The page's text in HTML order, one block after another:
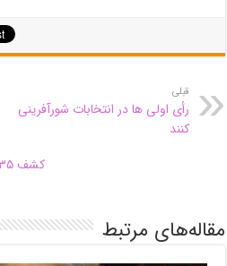
قبلی
رأی اولی ها در انتخابات شورآفرینی
کنند
مقاله‌های مرتبط